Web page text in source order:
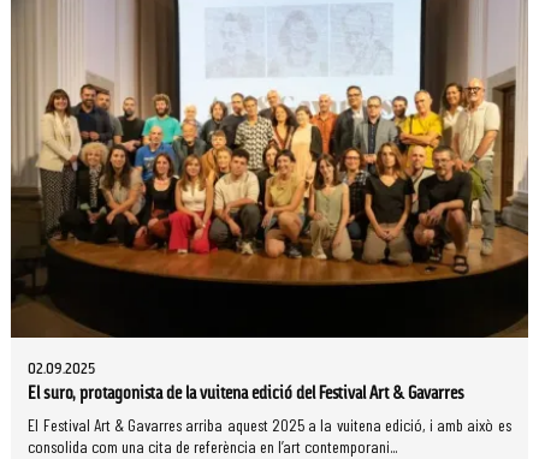
02.09.2025
El suro, protagonista de la vuitena edició del Festival Art & Gavarres
El Festival Art & Gavarres arriba aquest 2025 a la vuitena edició, i amb això es
consolida com una cita de referència en l’art contemporani...